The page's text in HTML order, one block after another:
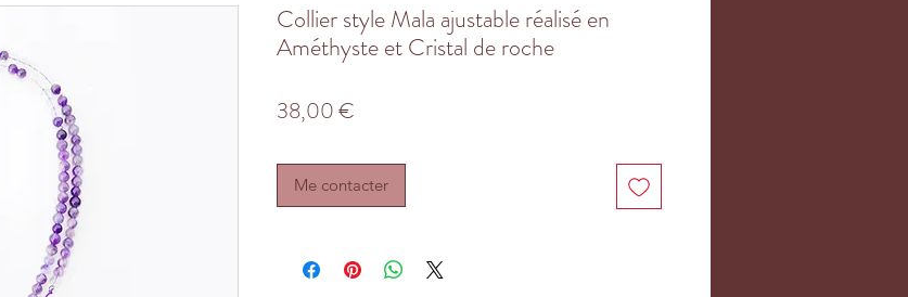
Collier style Mala ajustable réalisé en
Améthyste et Cristal de roche
38,00 €
Me contacter